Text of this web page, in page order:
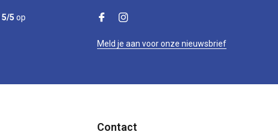
5/5 op
Meld je aan voor onze nieuwsbrief
Contact